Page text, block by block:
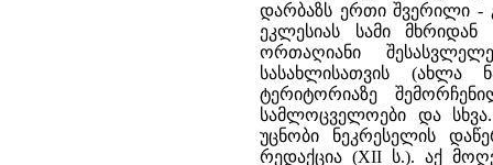
დარბაზს ერთი შვერილი -
ეკლესიას სამი
ორთაღიანი
სასახლისათვის (ახლა
ტერიტორიაზე
სამლოცველოები და
უცნობი ნეკრესელის
რედაქცია (XII ს.). აქ